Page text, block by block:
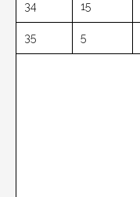
34 15
35 5